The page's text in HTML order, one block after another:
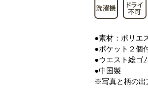
●素材：ポリエ
●ポケット２個
●ウエスト総ゴ
●中国製
※写真と柄の出